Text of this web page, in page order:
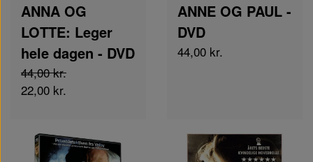
ANNA OG
LOTTE: Leger
hele dagen - DVD
44,00 kr.
22,00 kr.
ANNE OG PAUL -
DVD
44,00 kr.